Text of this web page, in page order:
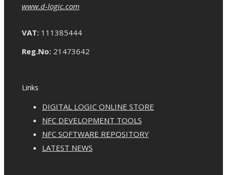
www.d-logic.com
VAT:111385444
Reg.No:21473642
Links
DIGITAL LOGIC ONLINE STORE
NFC DEVELOPMENT TOOLS
NFC SOFTWARE REPOSITORY
LATEST NEWS